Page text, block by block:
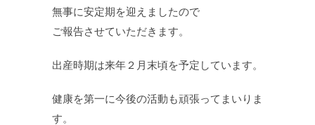
‪無事に安定期を迎えましたので‬
‪ご報告させていただきます。‬
‪出産時期は来年２月末頃を予定しています。‬
‪健康を第一に今後の活動も頑張ってまいりま
す。‬